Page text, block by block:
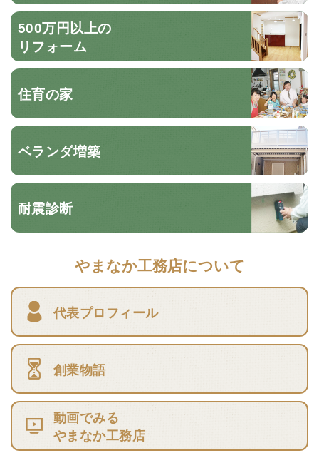
500万円以上の
リフォーム
住育の家
ベランダ増築
耐震診断
やまなか工務店について
代表プロフィール
創業物語
動画でみる
やまなか工務店